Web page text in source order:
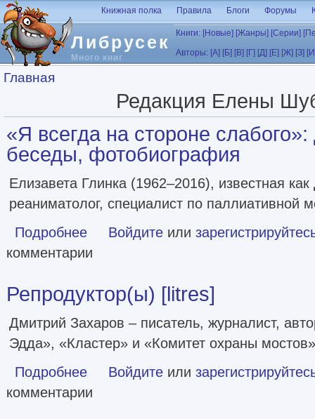
Перейти к основному содержанию
Либрусек
Много книг
Книжная полка Правила Блоги Форумы
Книги: [Новые] [Жанры] [Серии]
Авторы: [А] [Б] [В] [Г] [Д] [Е] [Ж] [З]
Вы здесь
Главная
Редакция Елены
«Я всегда на стороне слабого»:
беседы, фотобиография
Елизавета Глинка (1962–2016), известная
реаниматолог, специалист по паллиативной
Подробнее о «Я всегда на стороне слабого»: дневники, беседы,
Войдите или
комментарии
Репродуктор(ы) [litres]
Дмитрий Захаров – писатель, журналист,
Эдда», «Кластер» и «Комитет охраны
Подробнее о Репродуктор(ы) [litres]
Войдите или
комментарии